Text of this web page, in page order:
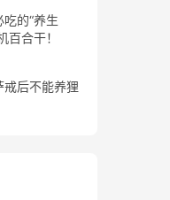
的“养生
百合干！
后不能养狸